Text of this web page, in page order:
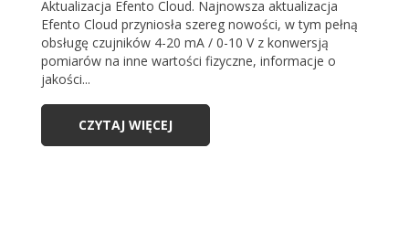
Aktualizacja Efento Cloud. Najnowsza aktualizacja
Efento Cloud przyniosła szereg nowości, w tym pełną
obsługę czujników 4-20 mA / 0-10 V z konwersją
pomiarów na inne wartości fizyczne, informacje o
jakości...
CZYTAJ WIĘCEJ